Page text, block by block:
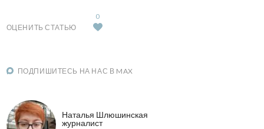
ОЦЕНИТЬ СТАТЬЮ
0
ПОДПИШИТЕСЬ НА НАС В MAX
Наталья Шлюшинская
журналист